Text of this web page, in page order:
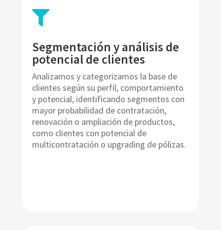

Segmentación y análisis de
potencial de clientes
Analizamos y categorizamos la base de
clientes según su perfil, comportamiento
y potencial, identificando segmentos con
mayor probabilidad de contratación,
renovación o ampliación de productos,
como clientes con potencial de
multicontratación o upgrading de pólizas.